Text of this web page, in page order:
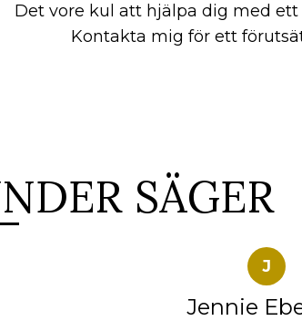
Det vore kul att hjälpa dig med
Kontakta mig för ett
SÄGER
J
Jennie